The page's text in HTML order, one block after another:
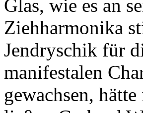
Glas, wie es an
Ziehharmonika
Jendryschik für
manifestalen
gewachsen,